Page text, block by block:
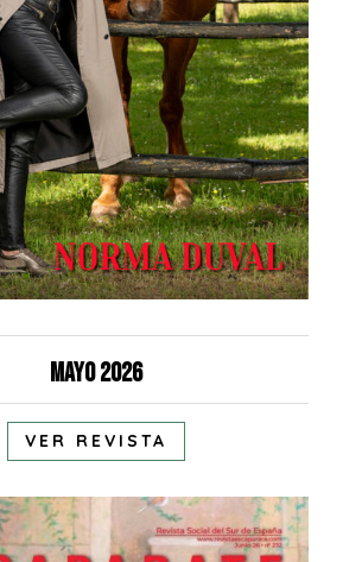
Mayo 2026
VER REVISTA